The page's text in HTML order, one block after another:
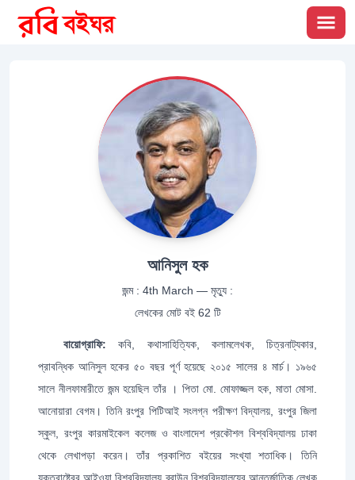
আনিসুল হক
জন্ম : 4th March — মৃত্যু :
লেখকের মোট বই 62 টি
বায়োগ্রাফি:
কবি, কথাসাহিত্যিক, কলামলেখক, চিত্রনাট্যকার,
প্রাবন্ধিক আনিসুল হকের ৫০ বছর পূর্ণ হয়েছে ২০১৫ সালের ৪ মার্চ। ১৯৬৫
সালে নীলফামারীতে জন্ম হয়েছিল তাঁর । পিতা মো. মোফাজ্জল হক, মাতা মোসা.
আনোয়ারা বেগম। তিনি রংপুর পিটিআই সংলগ্ন পরীক্ষণ বিদ্যালয়, রংপুর জিলা
স্কুল, রংপুর কারমাইকেল কলেজ ও বাংলাদেশ প্রকৌশল বিশ্ববিদ্যালয় ঢাকা
থেকে লেখাপড়া করেন। তাঁর প্রকাশিত বইয়ের সংখ্যা শতাধিক। তিনি